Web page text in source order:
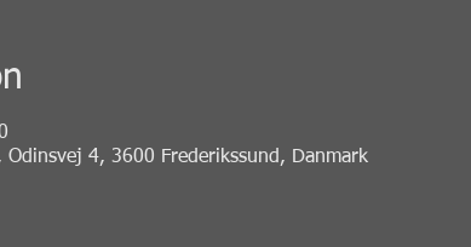
Odinsvej 4, 3600 Frederikssund, Danmark